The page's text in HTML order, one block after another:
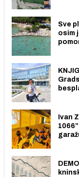
Sve
osim
Ivan